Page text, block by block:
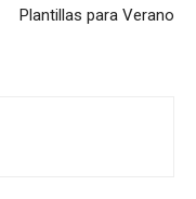
Plantillas para Verano